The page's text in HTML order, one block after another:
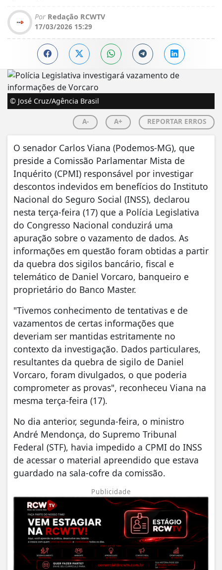
Por Redação RCWTV
17/03/2026 15:29
© José Cruz/Agência Brasil
A- A+ REPORTAR ERROS
O senador Carlos Viana (Podemos-MG), que
preside a Comissão Parlamentar Mista de
Inquérito (CPMI) responsável por investigar
descontos indevidos em benefícios do Instituto
Nacional do Seguro Social (INSS), declarou
nesta terça-feira (17) que a Polícia Legislativa
do Congresso Nacional conduzirá uma
apuração sobre o vazamento de dados. As
informações em questão foram obtidas a partir
da quebra dos sigilos bancário, fiscal e
telemático de Daniel Vorcaro, banqueiro e
proprietário do Banco Master.
"Tivemos conhecimento de tentativas e de
vazamentos de certas informações que
deveriam ser mantidas estritamente no
contexto da investigação. Dados particulares,
resultantes da quebra de sigilo de Daniel
Vorcaro, foram divulgados, o que poderia
comprometer as provas", reconheceu Viana na
mesma terça-feira (17).
No dia anterior, segunda-feira, o ministro
André Mendonça, do Supremo Tribunal
Federal (STF), havia impedido a CPMI do INSS
de acessar o material apreendido que estava
guardado na sala-cofre da comissão.
Publicidade